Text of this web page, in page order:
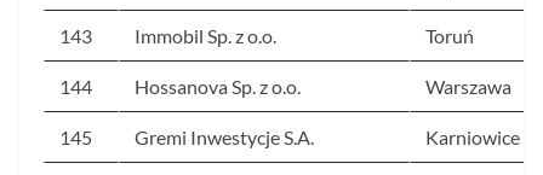
143 Immobil Sp. z o.o. Toruń
144 Hossanova Sp. z o.o. Warszawa
145 Gremi Inwestycje S.A. Karniowice